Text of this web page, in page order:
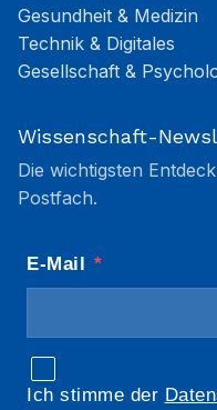
Gesundheit & Medizin
Technik & Digitales
Gesellschaft &
Wissenschaft-
Die wichtigsten
Postfach.